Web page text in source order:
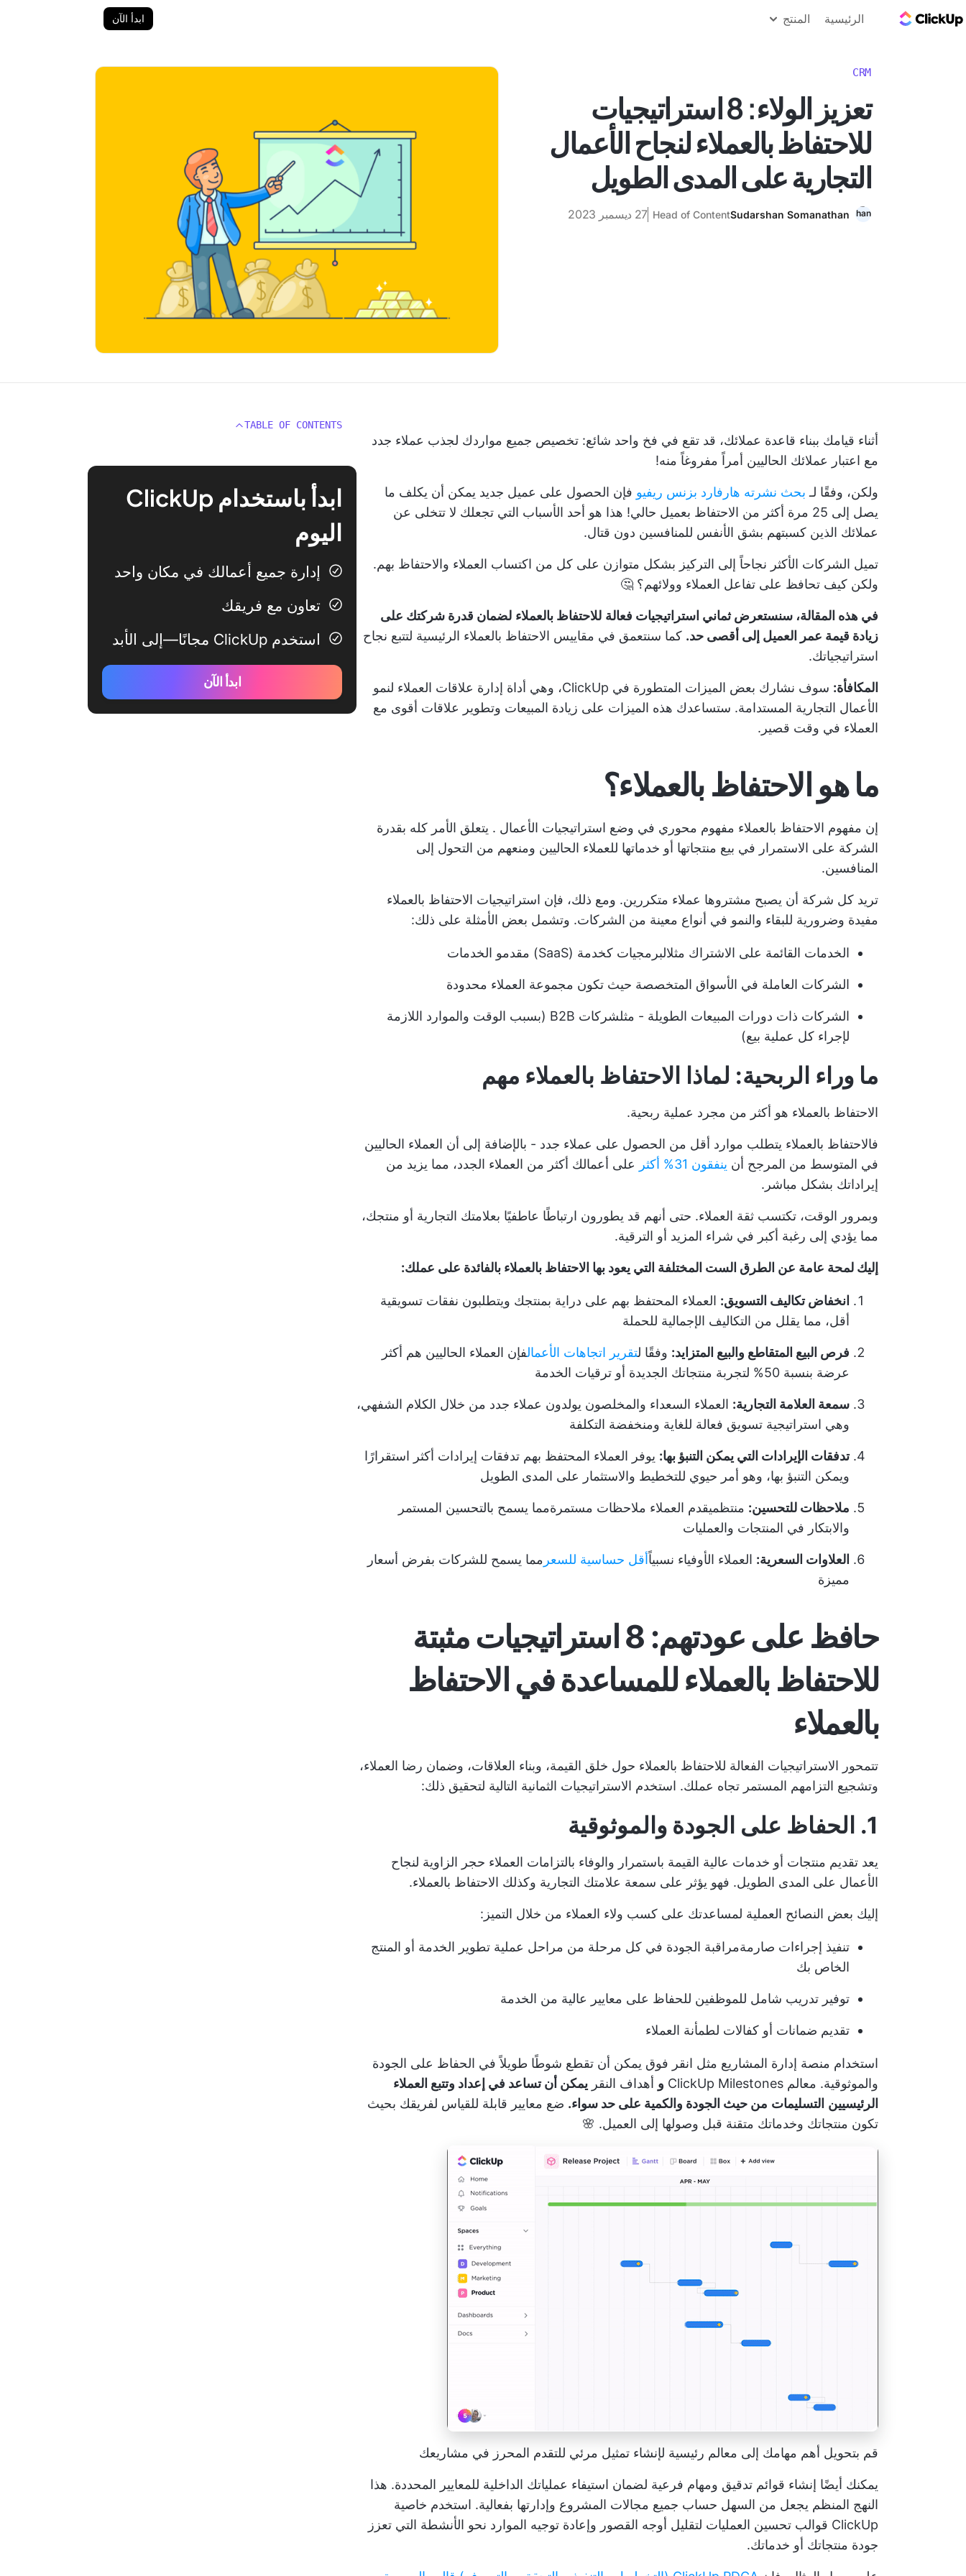
الرئيسية المنتج ابدأ الآن
CRM
تعزيز الولاء: 8 استراتيجيات
للاحتفاظ بالعملاء لنجاح الأعمال
التجارية على المدى الطويل
Sudarshan Somanathan
Head of Content 27 ديسمبر 2023
أثناء قيامك ببناء قاعدة عملائك، قد تقع في فخ واحد شائع: تخصيص جميع مواردك لجذب عملاء جدد
مع اعتبار عملائك الحاليين أمراً مفروغاً منه!
ولكن، وفقًا لـ بحث نشرته هارفارد بزنس ريفيو فإن الحصول على عميل جديد يمكن أن يكلف ما
يصل إلى 25 مرة أكثر من الاحتفاظ بعميل حالي! هذا هو أحد الأسباب التي تجعلك لا تتخلى عن
عملائك الذين كسبتهم بشق الأنفس للمنافسين دون قتال.
تميل الشركات الأكثر نجاحاً إلى التركيز بشكل متوازن على كل من اكتساب العملاء والاحتفاظ بهم.
ولكن كيف تحافظ على تفاعل العملاء وولائهم؟ 🤔
في هذه المقالة، سنستعرض ثماني استراتيجيات فعالة للاحتفاظ بالعملاء لضمان قدرة شركتك على
زيادة قيمة عمر العميل إلى أقصى حد. كما سنتعمق في مقاييس الاحتفاظ بالعملاء الرئيسية لتتبع نجاح
استراتيجياتك.
المكافأة:
سوف نشارك بعض الميزات المتطورة في ClickUp، وهي أداة إدارة علاقات العملاء لنمو
الأعمال التجارية المستدامة. ستساعدك هذه الميزات على زيادة المبيعات وتطوير علاقات أقوى مع
العملاء في وقت قصير.
ما هو الاحتفاظ بالعملاء؟
إن مفهوم الاحتفاظ بالعملاء مفهوم محوري في وضع استراتيجيات الأعمال . يتعلق الأمر كله بقدرة
الشركة على الاستمرار في بيع منتجاتها أو خدماتها للعملاء الحاليين ومنعهم من التحول إلى
المنافسين.
تريد كل شركة أن يصبح مشتروها عملاء متكررين. ومع ذلك، فإن استراتيجيات الاحتفاظ بالعملاء
مفيدة وضرورية للبقاء والنمو في أنواع معينة من الشركات. وتشمل بعض الأمثلة على ذلك:
الخدمات القائمة على الاشتراك مثلالبرمجيات كخدمة (SaaS) مقدمو الخدمات
الشركات العاملة في الأسواق المتخصصة حيث تكون مجموعة العملاء محدودة
الشركات ذات دورات المبيعات الطويلة - مثلشركات B2B
(بسبب الوقت والموارد اللازمة
لإجراء كل عملية بيع)
ما وراء الربحية: لماذا الاحتفاظ بالعملاء مهم
الاحتفاظ بالعملاء هو أكثر من مجرد عملية ربحية.
فالاحتفاظ بالعملاء يتطلب موارد أقل من الحصول على عملاء جدد - بالإضافة إلى أن العملاء الحاليين
في المتوسط من المرجح أن ينفقون 31% أكثر
على أعمالك أكثر من العملاء الجدد، مما يزيد من
إيراداتك بشكل مباشر.
وبمرور الوقت، تكتسب ثقة العملاء. حتى أنهم قد يطورون ارتباطًا عاطفيًا بعلامتك التجارية أو منتجك،
مما يؤدي إلى رغبة أكبر في شراء المزيد أو الترقية.
إليك لمحة عامة عن الطرق الست المختلفة التي يعود بها الاحتفاظ بالعملاء بالفائدة على عملك:
انخفاض تكاليف التسويق: العملاء المحتفظ بهم على دراية بمنتجك ويتطلبون نفقات تسويقية
أقل، مما يقلل من التكاليف الإجمالية للحملة
فرص البيع المتقاطع والبيع المتزايد: وفقًا لتقرير اتجاهات الأعمالفإن العملاء الحاليين هم أكثر
عرضة بنسبة 50% لتجربة منتجاتك الجديدة أو ترقيات الخدمة
سمعة العلامة التجارية: العملاء السعداء والمخلصون يولدون عملاء جدد من خلال الكلام الشفهي،
وهي استراتيجية تسويق فعالة للغاية ومنخفضة التكلفة
تدفقات الإيرادات التي يمكن التنبؤ بها: يوفر العملاء المحتفظ بهم تدفقات إيرادات أكثر استقرارًا
ويمكن التنبؤ بها، وهو أمر حيوي للتخطيط والاستثمار على المدى الطويل
ملاحظات للتحسين: منتظميقدم العملاء ملاحظات مستمرةمما يسمح بالتحسين المستمر
والابتكار في المنتجات والعمليات
العلاوات السعرية: العملاء الأوفياء نسبياًأقل حساسية للسعر مما يسمح للشركات بفرض أسعار
مميزة
حافظ على عودتهم: 8 استراتيجيات مثبتة
للاحتفاظ بالعملاء للمساعدة في الاحتفاظ
بالعملاء
تتمحور الاستراتيجيات الفعالة للاحتفاظ بالعملاء حول خلق القيمة، وبناء العلاقات، وضمان رضا العملاء،
وتشجيع التزامهم المستمر تجاه عملك. استخدم الاستراتيجيات الثمانية التالية لتحقيق ذلك:
1. الحفاظ على الجودة والموثوقية
يعد تقديم منتجات أو خدمات عالية القيمة باستمرار والوفاء بالتزامات العملاء حجر الزاوية لنجاح
الأعمال على المدى الطويل. فهو يؤثر على سمعة علامتك التجارية وكذلك الاحتفاظ بالعملاء.
إليك بعض النصائح العملية لمساعدتك على كسب ولاء العملاء من خلال التميز:
تنفيذ إجراءات صارمةمراقبة الجودة في كل مرحلة من مراحل عملية تطوير الخدمة أو المنتج
الخاص بك
توفير تدريب شامل للموظفين للحفاظ على معايير عالية من الخدمة
تقديم ضمانات أو كفالات لطمأنة العملاء
استخدام منصة إدارة المشاريع مثل انقر فوق يمكن أن تقطع شوطًا طويلاً في الحفاظ على الجودة
والموثوقية. معالم ClickUp Milestones و أهداف النقر يمكن أن تساعد في إعداد وتتبع العملاء
الرئيسيين التسليمات من حيث الجودة والكمية على حد سواء. ضع معايير قابلة للقياس لفريقك بحيث
تكون منتجاتك وخدماتك متقنة قبل وصولها إلى العميل. 🌸
قم بتحويل أهم مهامك إلى معالم رئيسية لإنشاء تمثيل مرئي للتقدم المحرز في مشاريعك
يمكنك أيضًا إنشاء قوائم تدقيق ومهام فرعية لضمان استيفاء عملياتك الداخلية للمعايير المحددة. هذا
النهج المنظم يجعل من السهل حساب جميع مجالات المشروع وإدارتها بفعالية. استخدم خاصية
ClickUp قوالب تحسين العمليات لتقليل أوجه القصور وإعادة توجيه الموارد نحو الأنشطة التي تعزز
جودة منتجاتك أو خدماتك.
TABLE OF CONTENTS
ابدأ باستخدام ClickUp
اليوم
إدارة جميع أعمالك في مكان واحد
تعاون مع فريقك
استخدم ClickUp مجانًا—إلى الأبد
ابدأ الآن